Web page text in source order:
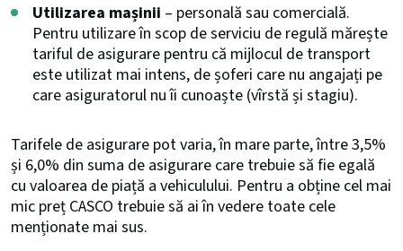
Utilizarea mașinii – personală sau comercială.
Pentru utilizare în scop de serviciu de regulă mărește
tariful de asigurare pentru că mijlocul de transport
este utilizat mai intens, de șoferi care nu angajați pe
care asiguratorul nu îi cunoaște (vîrstă și stagiu).
Tarifele de asigurare pot varia, în mare parte, între 3,5%
și 6,0% din suma de asigurare care trebuie să fie egală
cu valoarea de piață a vehiculului. Pentru a obține cel mai
mic preț CASCO trebuie să ai în vedere toate cele
menționate mai sus.